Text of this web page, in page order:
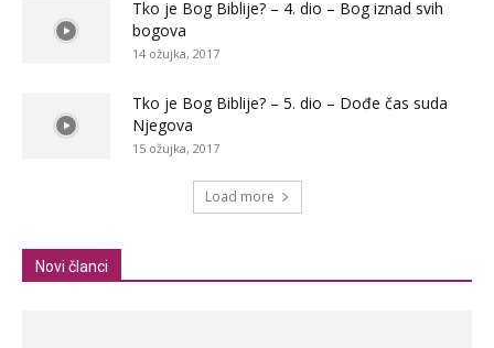
Tko je Bog Biblije? – 4. dio – Bog iznad svih
bogova
14 ožujka, 2017
Tko je Bog Biblije? – 5. dio – Dođe čas suda
Njegova
15 ožujka, 2017
Load more
Novi članci